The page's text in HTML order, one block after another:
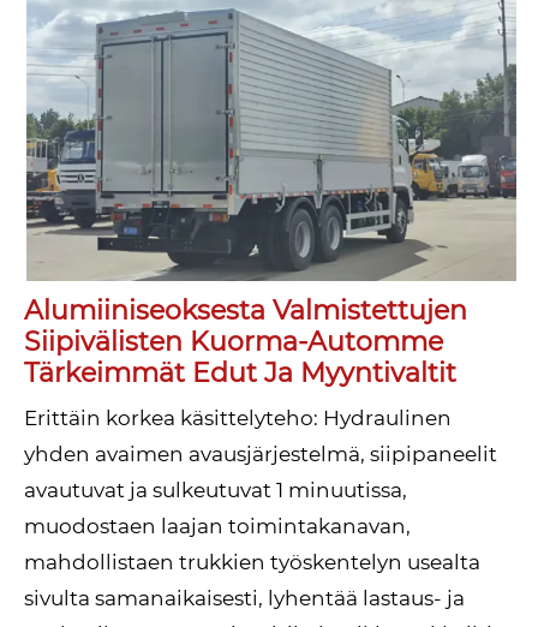
Alumiiniseoksesta Valmistettujen
Siipivälisten Kuorma-Automme
Tärkeimmät Edut Ja Myyntivaltit
Erittäin korkea käsittelyteho: Hydraulinen
yhden avaimen avausjärjestelmä, siipipaneelit
avautuvat ja sulkeutuvat 1 minuutissa,
muodostaen laajan toimintakanavan,
mahdollistaen trukkien työskentelyn usealta
sivulta samanaikaisesti, lyhentää lastaus- ja